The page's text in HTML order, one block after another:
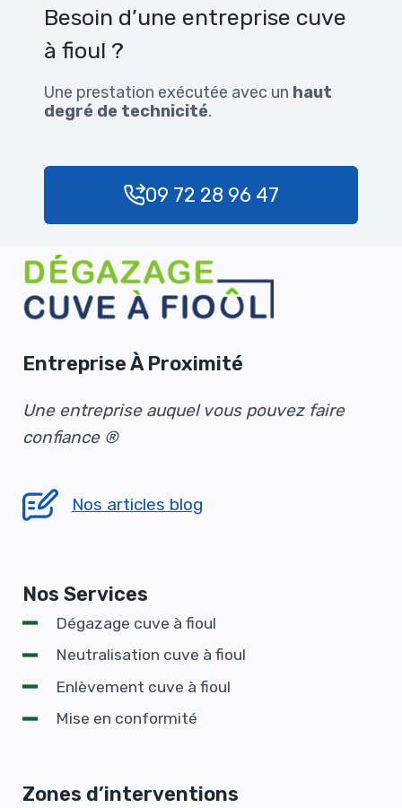
Besoin d’une entreprise cuve
à fioul ?
Une prestation exécutée avec un haut
degré de technicité.
09 72 28 96 47
Entreprise À Proximité
Une entreprise auquel vous pouvez faire
confiance ®
Nos articles blog
Nos Services
Dégazage cuve à fioul
Neutralisation cuve à fioul
Enlèvement cuve à fioul
Mise en conformité
Zones d’interventions